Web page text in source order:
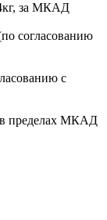
за МКАД
согласованию
с
в пределах МКАД